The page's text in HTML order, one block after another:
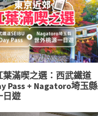
葉滿喫之選：西武鐵道
Pass + Nagatoro埼玉縣
日遊